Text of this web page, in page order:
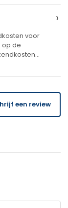
›
voor
op de
een review